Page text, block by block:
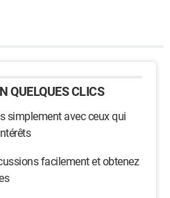
QUELQUES CLICS
simplement avec ceux qui
facilement et obtenez